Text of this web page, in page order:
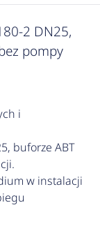
2 DN25,
pompy
i
buforze ABT
w instalacji